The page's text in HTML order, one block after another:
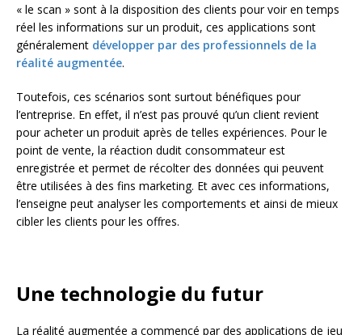
« le scan » sont à la disposition des clients pour voir en temps
réel les informations sur un produit, ces applications sont
généralement développer par des professionnels de la
réalité augmentée.
Toutefois, ces scénarios sont surtout bénéfiques pour
l’entreprise. En effet, il n’est pas prouvé qu’un client revient
pour acheter un produit après de telles expériences. Pour le
point de vente, la réaction dudit consommateur est
enregistrée et permet de récolter des données qui peuvent
être utilisées à des fins marketing. Et avec ces informations,
l’enseigne peut analyser les comportements et ainsi de mieux
cibler les clients pour les offres.
Une technologie du futur
La réalité augmentée a commencé par des applications de jeu